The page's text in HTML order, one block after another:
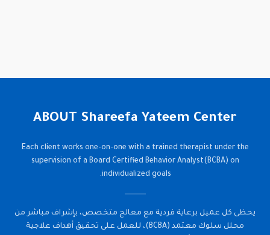
ABOUT Shareefa Yateem Center
Each client works one-on-one with a trained therapist under the
supervision of a Board Certified Behavior Analyst(BCBA) on
individualized goals.
يحظى كل عميل برعاية فردية مع معالج متخصص، بإشراف مباشر من
محلل سلوك معتمد (BCBA)، للعمل على تحقيق أهداف علاجية